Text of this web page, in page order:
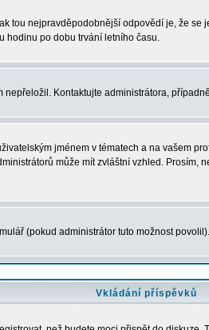
tou nejpravděpodobnější odpovědí je, že
hodinu po dobu trvání letního času.
Kontaktujte administrátora,
jménem v tématech a na vašem
může mít zvláštní vzhled.
(pokud administrátor tuto možnost
Vkládání příspěvků